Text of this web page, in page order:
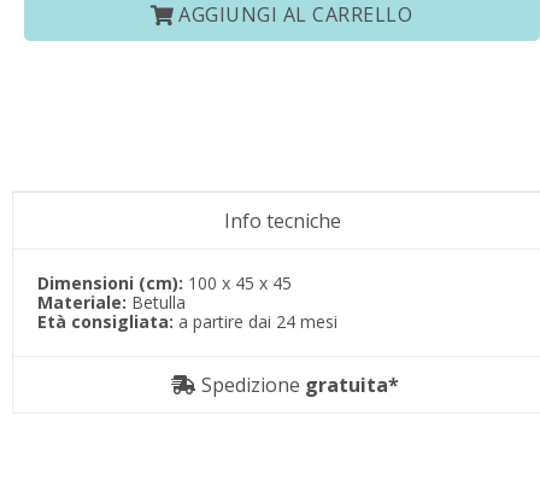
AGGIUNGI AL CARRELLO
Info tecniche
Dimensioni (cm): 100 x 45 x 45
Materiale: Betulla
Età consigliata: a partire dai 24 mesi
Spedizione gratuita*